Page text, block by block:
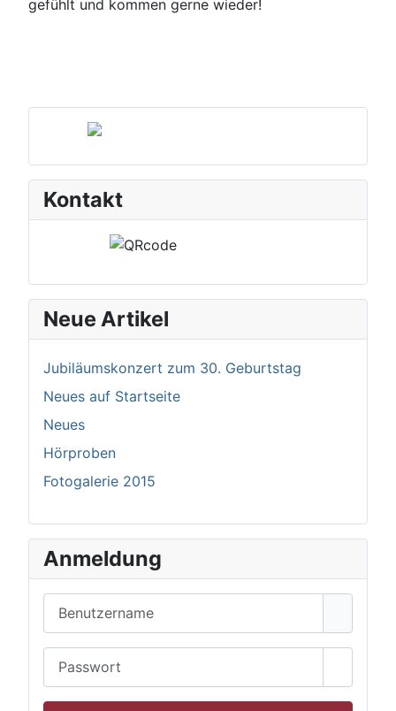
gefühlt und kommen gerne wieder!
Kontakt
Neue Artikel
Jubiläumskonzert zum 30. Geburtstag
Neues auf Startseite
Neues
Hörproben
Fotogalerie 2015
Anmeldung